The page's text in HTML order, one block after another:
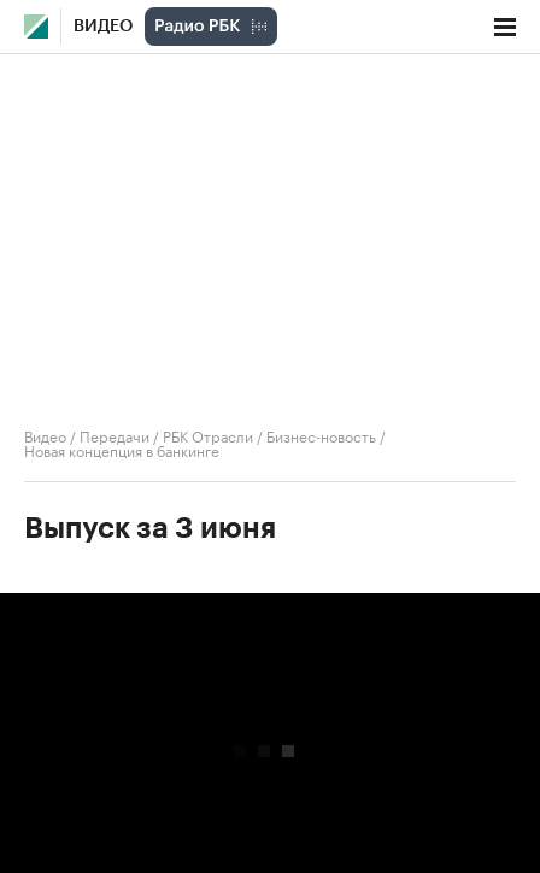
ВИДЕО
Видео / Передачи / РБК Отрасли / Бизнес-новость /
Новая концепция в банкинге
Выпуск за 3 июня